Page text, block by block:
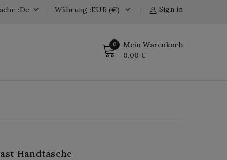
Sign in
Währung :EUR (€) 
:de 
0 Mein Warenkorb
0,00 €
Handtasche